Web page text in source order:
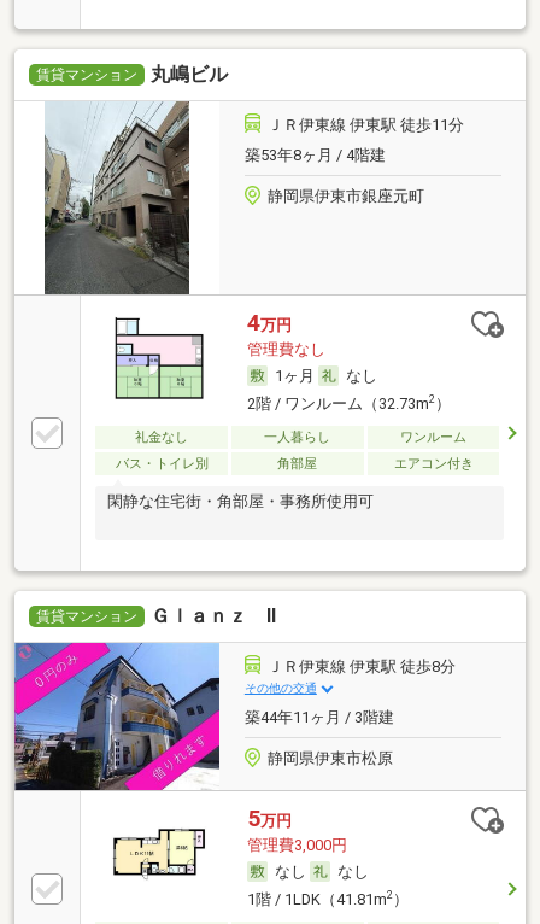
賃貸マンション 丸嶋ビル
ＪＲ伊東線 伊東駅 徒歩11分
築53年8ヶ月 / 4階建
静岡県伊東市銀座元町
4万円
管理費なし
1ヶ月
なし
2階 / ワンルーム（32.73m2）
礼金なし 一人暮らし
ワンルーム
バス・トイレ別
角部屋 エアコン付き
閑静な住宅街・角部屋・事務所使用可
賃貸マンション Ｇｌａｎｚ Ⅱ
ＪＲ伊東線 伊東駅 徒歩8分
その他の交通
築44年11ヶ月 / 3階建
静岡県伊東市松原
5万円
管理費3,000円
なし
なし
1階 / 1LDK（41.81m2）